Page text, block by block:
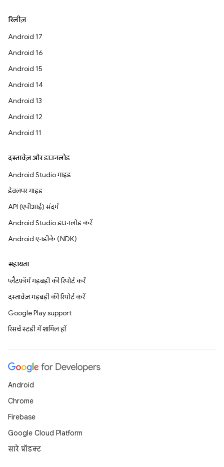
रिलीज़
Android 17
Android 16
Android 15
Android 14
Android 13
Android 12
Android 11
दस्तावेज़ और डाउनलोड
Android Studio गाइड
डेवलपर गाइड
API (एपीआई) संदर्भ
Android Studio डाउनलोड करें
Android एनडीके (NDK)
सहायता
प्लैटफ़ॉर्म गड़बड़ी की रिपोर्ट करें
दस्तावेज़ गड़बड़ी की रिपोर्ट करें
Google Play support
रिसर्च स्टडी में शामिल हों
Android
Chrome
Firebase
Google Cloud Platform
सारे प्रॉडक्ट